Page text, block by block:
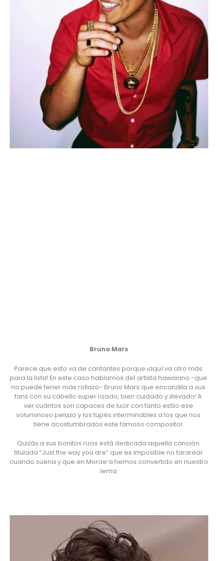
Bruno Mars
Parece que esto va de cantantes porque ¡aquí va otro más
para la lista! En este caso hablamos del artista hawaiano -que
no puede tener más rollazo- Bruno Mars que encandila a sus
fans con su cabello super rizado, bien cuidado y ¡llevado! A
ver cuántos son capaces de lucir con tanto estilo ese
voluminoso pelazo y los tupés interminables a los que nos
tiene acostumbrados este famoso compositor.
Quizás a sus bonitos rizos está dedicada aquella canción
titulada “Just the way you are” que es imposible no tararear
cuando suena y que en Morae’a hemos convertido en nuestro
lema.